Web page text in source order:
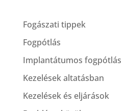
Fogászati tippek
Fogpótlás
Implantátumos fogpótlás
Kezelések altatásban
Kezelések és eljárások